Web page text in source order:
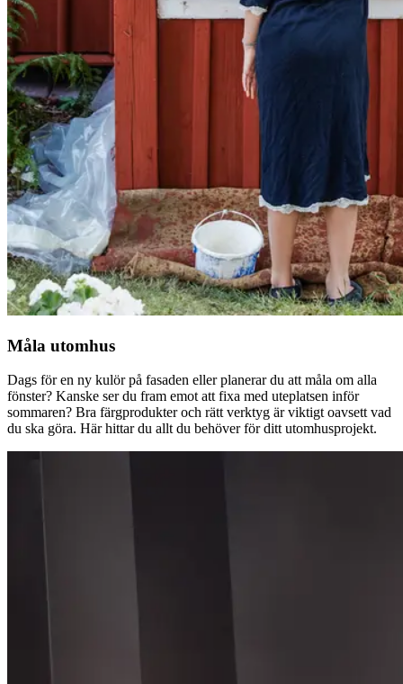
Måla utomhus
Dags för en ny kulör på fasaden eller planerar du att måla om alla
fönster? Kanske ser du fram emot att fixa med uteplatsen inför
sommaren? Bra färgprodukter och rätt verktyg är viktigt oavsett vad
du ska göra. Här hittar du allt du behöver för ditt utomhusprojekt.